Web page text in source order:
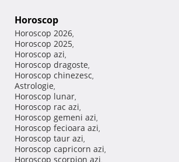
Horoscop
Horoscop 2026,
Horoscop 2025,
Horoscop azi,
Horoscop dragoste,
Horoscop chinezesc,
Astrologie,
Horoscop lunar,
Horoscop rac azi,
Horoscop gemeni azi,
Horoscop fecioara azi,
Horoscop taur azi,
Horoscop capricorn azi,
Horoscop scorpion azi,